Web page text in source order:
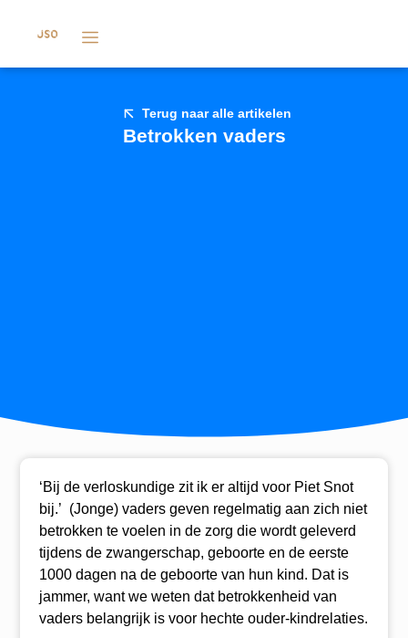
Terug naar alle artikelen
Betrokken vaders
‘Bij de verloskundige zit ik er altijd voor Piet Snot
bij.’ (Jonge) vaders geven regelmatig aan zich niet
betrokken te voelen in de zorg die wordt geleverd
tijdens de zwangerschap, geboorte en de eerste
1000 dagen na de geboorte van hun kind. Dat is
jammer, want we weten dat betrokkenheid van
vaders belangrijk is voor hechte ouder-kindrelaties.